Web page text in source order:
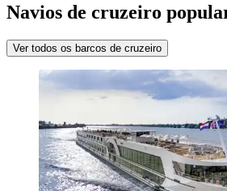
Navios de cruzeiro
Ver todos os barcos de cruzeiro